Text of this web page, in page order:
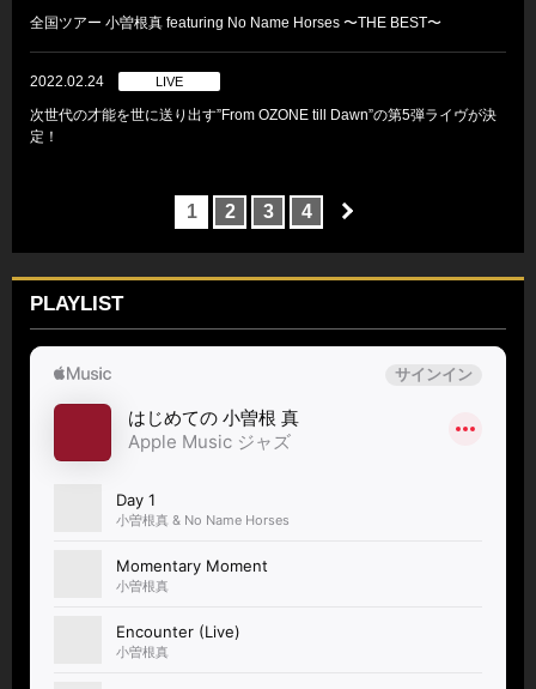
全国ツアー 小曽根真 featuring No Name Horses 〜THE BEST〜
2022.02.24 LIVE
次世代の才能を世に送り出す”From OZONE till Dawn”の第5弾ライヴが決
定！
1 2 3 4
PLAYLIST